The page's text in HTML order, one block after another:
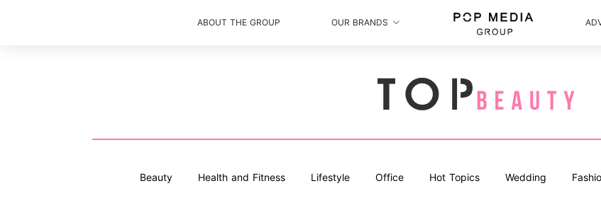
ABOUT THE GROUP OUR BRANDS
Beauty Health and Fitness Lifestyle Office Hot Topics Wedding